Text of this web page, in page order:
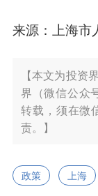
来源： 上海
【本文为投资
界（微信公众
转载，须在微
责。】
政策 上海